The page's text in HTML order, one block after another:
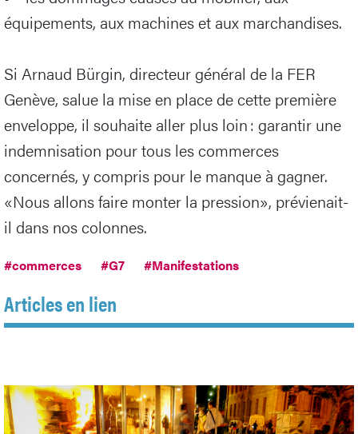
équipements, aux machines et aux marchandises.
Si Arnaud Bürgin, directeur général de la FER
Genève, salue la mise en place de cette première
enveloppe, il souhaite aller plus loin : garantir une
indemnisation pour tous les commerces
concernés, y compris pour le manque à gagner.
«Nous allons faire monter la pression», prévienait-
il dans nos colonnes.
#commerces #G7 #Manifestations
Articles en lien